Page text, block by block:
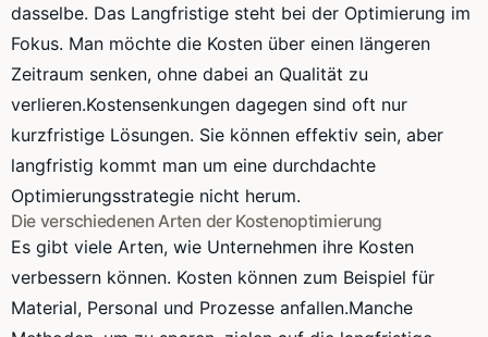
dasselbe. Das Langfristige steht bei der Optimierung im
Fokus. Man möchte die Kosten über einen längeren
Zeitraum senken, ohne dabei an Qualität zu
verlieren.Kostensenkungen dagegen sind oft nur
kurzfristige Lösungen. Sie können effektiv sein, aber
langfristig kommt man um eine durchdachte
Optimierungsstrategie nicht herum.
Die verschiedenen Arten der Kostenoptimierung
Es gibt viele Arten, wie Unternehmen ihre Kosten
verbessern können. Kosten können zum Beispiel für
Material, Personal und Prozesse anfallen.Manche